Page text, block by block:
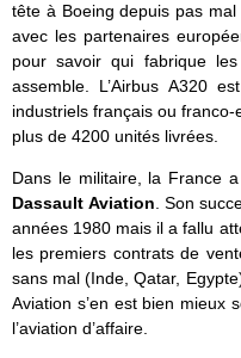
tête à Boeing depuis pas
avec les partenaires
pour savoir qui fabrique
assemble. L’Airbus A320
industriels français ou
plus de 4200 unités livrées.
Dans le militaire, la France
Dassault Aviation. Son
années 1980 mais il a fallu
les premiers contrats de
sans mal (Inde, Qatar,
Aviation s’en est bien mieux
l’aviation d’affaire.